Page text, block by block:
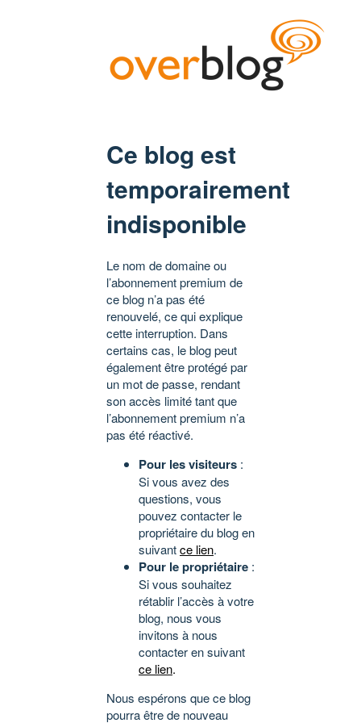
Ce blog est
temporairement
indisponible
Le nom de domaine ou
l’abonnement premium de
ce blog n’a pas été
renouvelé, ce qui explique
cette interruption. Dans
certains cas, le blog peut
également être protégé par
un mot de passe, rendant
son accès limité tant que
l’abonnement premium n’a
pas été réactivé.
Pour les visiteurs :
Si vous avez des
questions, vous
pouvez contacter le
propriétaire du blog en
suivantce lien.
Pour le propriétaire :
Si vous souhaitez
rétablir l’accès à votre
blog, nous vous
invitons à nous
contacter en suivant
ce lien.
Nous espérons que ce blog
pourra être de nouveau